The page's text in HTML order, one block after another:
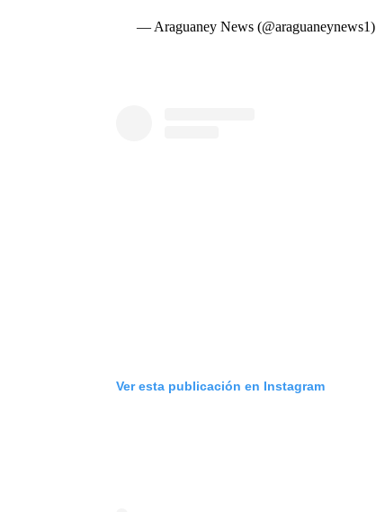
— Araguaney News (@araguaneynews1)
Ver esta publicación en Instagram